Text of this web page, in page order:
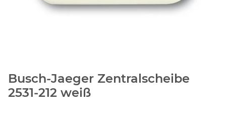
Busch-Jaeger Zentralscheibe
2531-212 weiß